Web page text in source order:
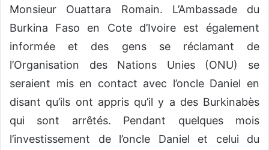
Monsieur Ouattara Romain. L’Ambassade du
Burkina Faso en Cote d’Ivoire est également
informée et des gens se réclamant de
l’Organisation des Nations Unies (ONU) se
seraient mis en contact avec l’oncle Daniel en
disant qu’ils ont appris qu’il y a des Burkinabès
qui sont arrêtés. Pendant quelques mois
l’investissement de l’oncle Daniel et celui du